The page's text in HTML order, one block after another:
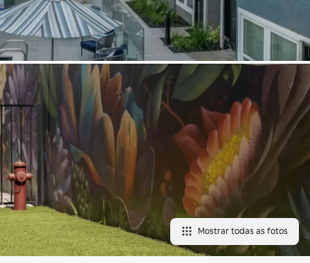
Mostrar todas as fotos